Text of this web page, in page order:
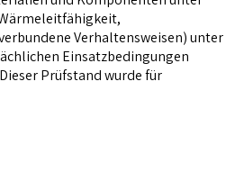
Verhaltensweisen) unter
Einsatzbedingungen
Prüfstand wurde für